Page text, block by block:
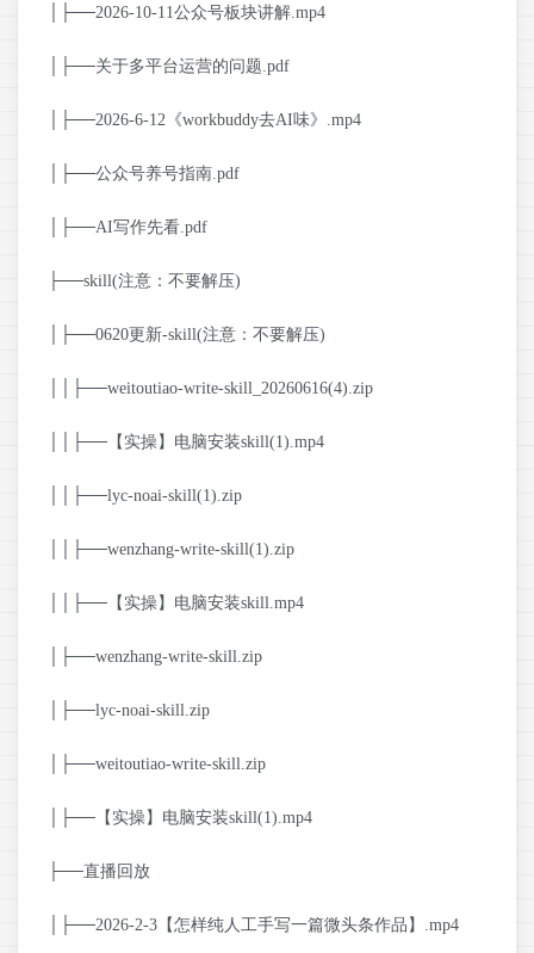
│├──2026-10-11公众号板块讲解.mp4
│├──关于多平台运营的问题.pdf
│├──2026-6-12《workbuddy去AI味》.mp4
│├──公众号养号指南.pdf
│├──AI写作先看.pdf
├──skill(注意：不要解压)
│├──0620更新-skill(注意：不要解压)
││├──weitoutiao-write-skill_20260616(4).zip
││├──【实操】电脑安装skill(1).mp4
││├──lyc-noai-skill(1).zip
││├──wenzhang-write-skill(1).zip
││├──【实操】电脑安装skill.mp4
│├──wenzhang-write-skill.zip
│├──lyc-noai-skill.zip
│├──weitoutiao-write-skill.zip
│├──【实操】电脑安装skill(1).mp4
├──直播回放
│├──2026-2-3【怎样纯人工手写一篇微头条作品】.mp4